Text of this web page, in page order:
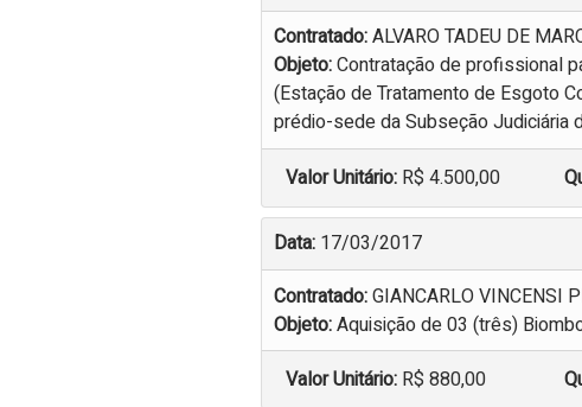
Contratado:ALVARO TADEU DE
Objeto:Contratação de profissional
(Estação de Tratamento de Esgoto
prédio-sede da Subseção Judiciária
Valor Unitário: R$ 4.500,00
Data: 17/03/2017
Contratado:GIANCARLO VINCENSI
Objeto:Aquisição de 03 (três)
Valor Unitário: R$ 880,00